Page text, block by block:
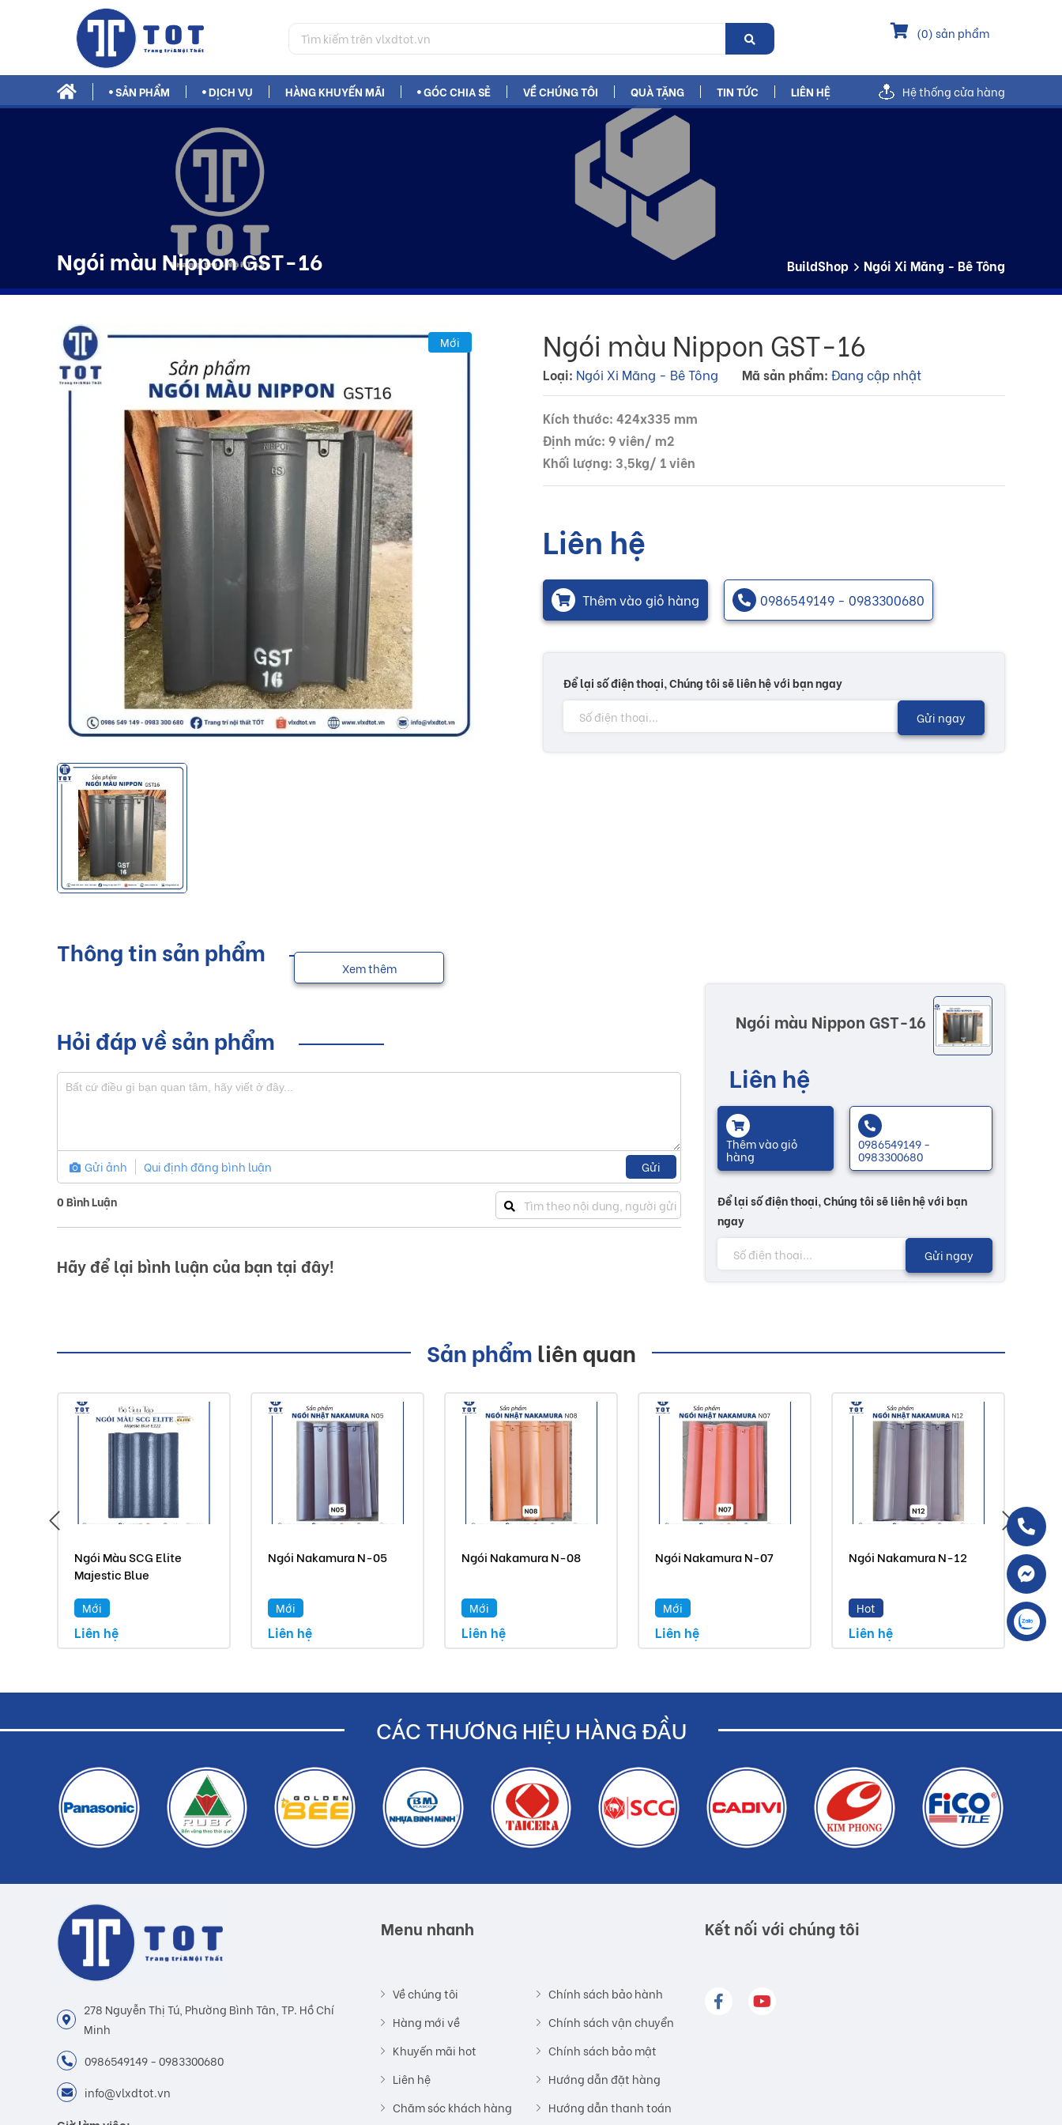
(0) sản phẩm
SẢN PHẨM DỊCH VỤ HÀNG KHUYẾN MÃI GÓC CHIA SẺ VỀ CHÚNG TÔI QUÀ TẶNG TIN TỨC LIÊN HỆ Hệ thống cửa hàng
Ngói màu Nippon GST-16 BuildShop Ngói Xi Măng - Bê Tông
Mới Ngói màu Nippon GST-16
Loại: Ngói Xi Măng - Bê Tông Mã sản phẩm: Đang cập nhật
Kích thước: 424x335 mm
Định mức: 9 viên/ m2
Khối lượng: 3,5kg/ 1 viên
Liên hệ
Thêm vào giỏ hàng 0986549149 - 0983300680
Để lại số điện thoại, Chúng tôi sẽ liên hệ với bạn ngay
Gửi ngay
Thông tin sản phẩm
Xem thêm
Hỏi đáp về sản phẩm
Gửi ảnh Qui định đăng bình luận Gửi
0Bình Luận
Hãy để lại bình luận của bạn tại đây!
Ngói màu Nippon GST-16
Liên hệ
Thêm vào giỏ
hàng
0986549149 -
0983300680
Để lại số điện thoại, Chúng tôi sẽ liên hệ với bạn
ngay
Gửi ngay
Sản phẩm liên quan
Ngói Màu SCG Elite
Majestic Blue
Mới
Liên hệ
Ngói Nakamura N-05
Mới
Liên hệ
Ngói Nakamura N-08
Mới
Liên hệ
Ngói Nakamura N-07
Mới
Liên hệ
Ngói Nakamura N-12
Hot
Liên hệ
CÁC THƯƠNG HIỆU HÀNG ĐẦU
278 Nguyễn Thị Tú, Phường Bình Tân, TP. Hồ Chí
Minh
0986549149 - 0983300680
info@vlxdtot.vn
Menu nhanh
Về chúng tôi
Hàng mới về
Khuyến mãi hot
Liên hệ
Chăm sóc khách hàng
Chính sách bảo hành
Chính sách vận chuyển
Chính sách bảo mật
Hướng dẫn đặt hàng
Hướng dẫn thanh toán
Kết nối với chúng tôi